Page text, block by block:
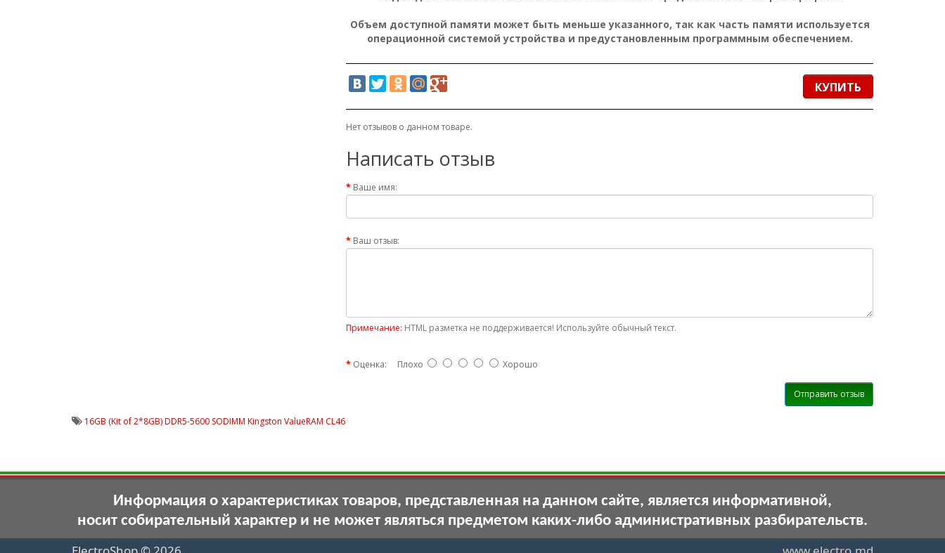
Объем доступной памяти может быть меньше указанного, так как часть памяти используется
операционной системой устройства и предустановленным программным обеспечением.
КУПИТЬ
Нет отзывов о данном товаре.
Написать отзыв
Ваше имя:
Ваш отзыв:
Примечание: HTML разметка не поддерживается! Используйте обычный текст.
Оценка: Плохо Хорошо
Отправить отзыв
16GB (Kit of 2*8GB) DDR5-5600 SODIMM Kingston ValueRAM CL46
Информация о характеристиках товаров, представленная на данном сайте, является информативной,
носит собирательный характер и не может являться предметом каких-либо административных разбирательств.